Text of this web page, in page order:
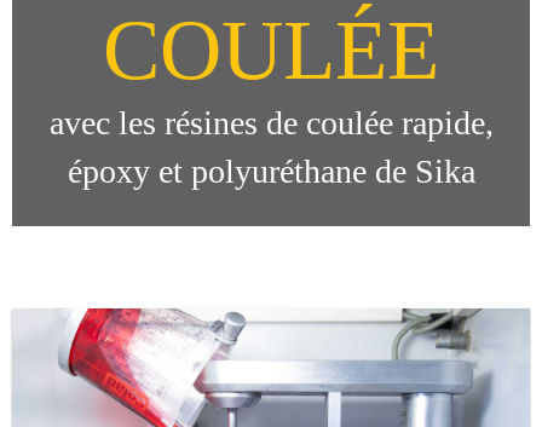
COULÉE
avec les résines de coulée rapide,
époxy et polyuréthane de Sika